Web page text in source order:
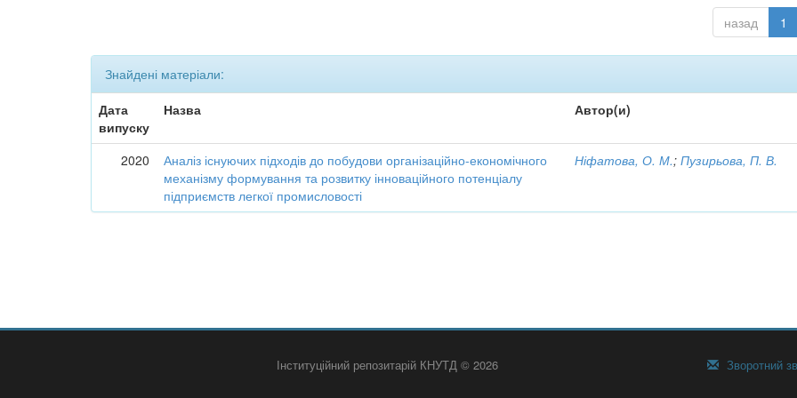
назад 1
Знайдені матеріали:
Дата
випуску
Назва Автор(и)
2020
Аналіз існуючих підходів до побудови організаційно-економічного
механізму формування та розвитку інноваційного потенціалу
підприємств легкої промисловості
Ніфатова, О. М.;Пузирьова, П. В.
Інституційний репозитарій КНУТД © 2026 Зворотний